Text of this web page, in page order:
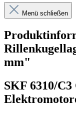
Menü schließen
mm"
SKF 6310/